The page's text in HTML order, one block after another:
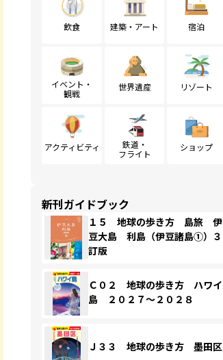
飲食 建築・アート 宿泊
イベント・
観戦
世界遺産 リゾート
アクティビティ
鉄道・
フライト
ショップ
新刊ガイドブック
１５ 地球の歩き方 島旅 伊
豆大島 利島（伊豆諸島①）３
訂版
Ｃ０２ 地球の歩き方 ハワイ
島 ２０２７～２０２８
Ｊ３３ 地球の歩き方 墨田区